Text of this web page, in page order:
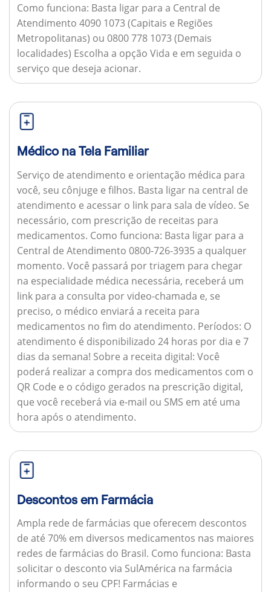
Como funciona: Basta ligar para a Central de
Atendimento 4090 1073 (Capitais e Regiões
Metropolitanas) ou 0800 778 1073 (Demais
localidades) Escolha a opção Vida e em seguida o
serviço que deseja acionar.
Médico na Tela Familiar
Serviço de atendimento e orientação médica para
você, seu cônjuge e filhos. Basta ligar na central de
atendimento e acessar o link para sala de vídeo. Se
necessário, com prescrição de receitas para
medicamentos. Como funciona: Basta ligar para a
Central de Atendimento 0800-726-3935 a qualquer
momento. Você passará por triagem para chegar
na especialidade médica necessária, receberá um
link para a consulta por video-chamada e, se
preciso, o médico enviará a receita para
medicamentos no fim do atendimento. Períodos: O
atendimento é disponibilizado 24 horas por dia e 7
dias da semana! Sobre a receita digital: Você
poderá realizar a compra dos medicamentos com o
QR Code e o código gerados na prescrição digital,
que você receberá via e-mail ou SMS em até uma
hora após o atendimento.
Descontos em Farmácia
Ampla rede de farmácias que oferecem descontos
de até 70% em diversos medicamentos nas maiores
redes de farmácias do Brasil. Como funciona: Basta
solicitar o desconto via SulAmérica na farmácia
informando o seu CPF! Farmácias e